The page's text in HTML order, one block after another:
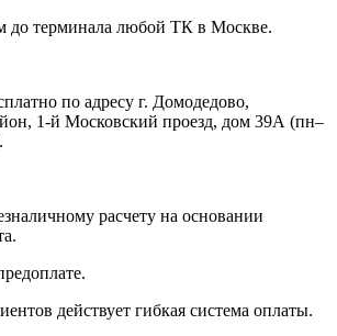
до терминала любой ТК в Москве.
по адресу г. Домодедово,
1-й Московский проезд, дом 39А (пн–
расчету на основании
действует гибкая система оплаты.